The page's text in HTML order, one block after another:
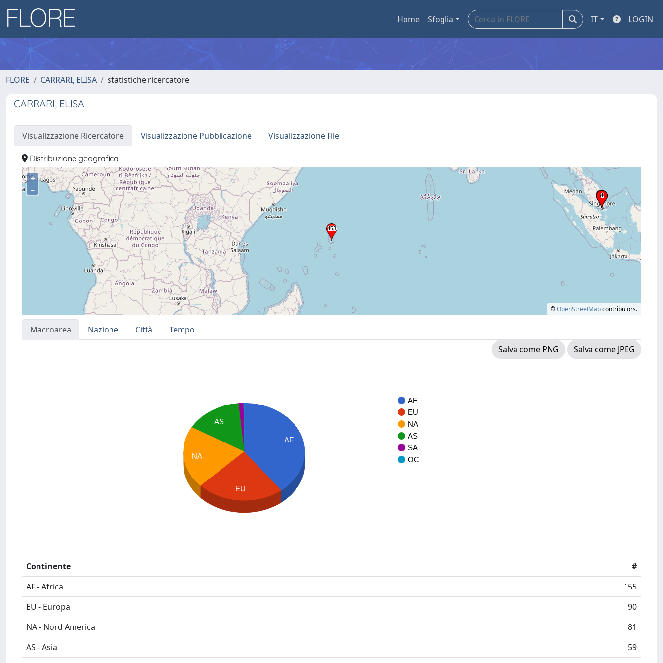
Home Sfoglia IT LOGIN
FLORE CARRARI, ELISA statistiche ricercatore
CARRARI, ELISA
Visualizzazione Ricercatore Visualizzazione Pubblicazione Visualizzazione File
Distribuzione geografica
+
–
©OpenStreetMapcontributors.
Macroarea Nazione Città
Tempo
Salva come PNG
Salva come JPEG
AF
EU
NA
AS
SA
OC
AF
AS
NA
EU
Continente
#
AF - Africa
155
EU - Europa
90
NA - Nord America
81
AS - Asia
59